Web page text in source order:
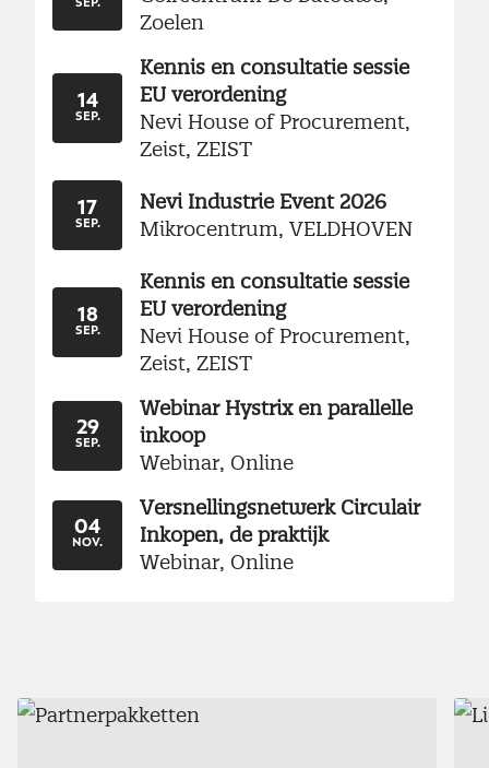
SEP.
Zoelen
14
SEP.
Kennis en consultatie sessie
EU verordening
Nevi House of Procurement,
Zeist, ZEIST
17
SEP.
Nevi Industrie Event 2026
Mikrocentrum, VELDHOVEN
18
SEP.
Kennis en consultatie sessie
EU verordening
Nevi House of Procurement,
Zeist, ZEIST
29
SEP.
Webinar Hystrix en parallelle
inkoop
Webinar, Online
04
NOV.
Versnellingsnetwerk Circulair
Inkopen, de praktijk
Webinar, Online